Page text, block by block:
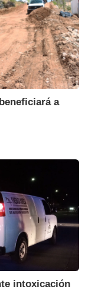
a
intoxicación